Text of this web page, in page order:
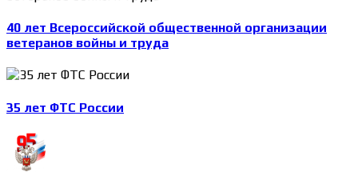
40 лет Всероссийской общественной организации
ветеранов войны и труда
35 лет ФТС России